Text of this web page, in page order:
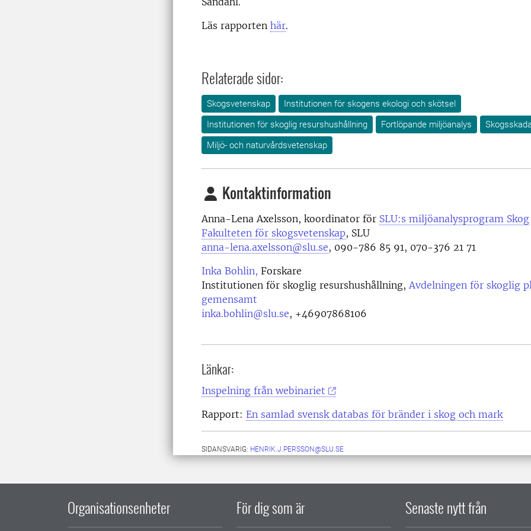
Läs rapporten här.
Relaterade sidor:
Skogsvetenskap
Institutionen för skogens ekologi och skötsel
Institutionen för skoglig resurshushållning
Fortlöpande miljöanalys
Miljö- och naturvårdsvetenskap
Kontaktinformation
Anna-Lena Axelsson, koordinator för SLU:s miljöanalysprogram Skog
Fakulteten för skogsvetenskap, SLU
anna-lena.axelsson@slu.se, 090-786 85 91, 070-376 21 71
Inka Bohlin, Forskare
Institutionen för skoglig resurshushållning, Avdelningen för skoglig
gemensamt
inka.bohlin@slu.se, +46907868106
Länkar:
Inspelning från webinariet
Rapport: En samlad svensk databas för bränder i skog och mark
SIDANSVARIG: HENRIK.J.PERSSON@SLU.SE
Organisationsenheter För dig som är Senaste nytt från